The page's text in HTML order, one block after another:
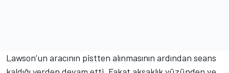
Lawson’un aracının pistten alınmasının ardından seans